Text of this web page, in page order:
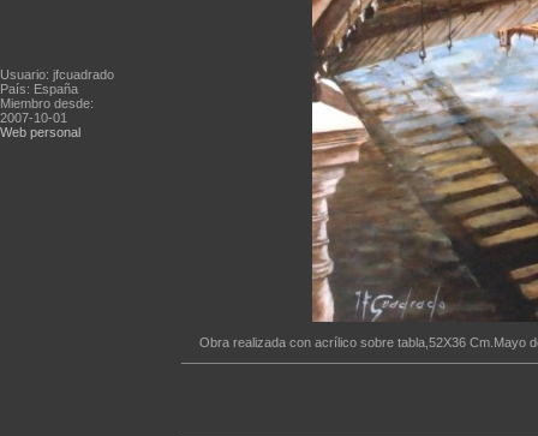
Usuario: jfcuadrado
País: España
Miembro desde:
2007-10-01
Web personal
Obra realizada con acrílico sobre tabla,52X36 Cm.Mayo